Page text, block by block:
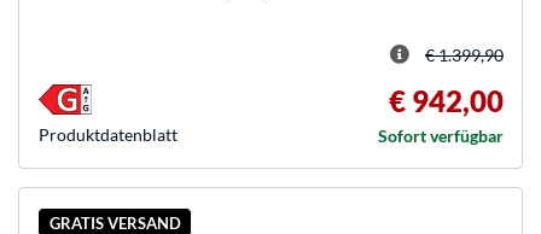
€ 1.399,90
€ 942,00
Sofort verfügbar
Produkt­datenblatt
GRATIS VERSAND